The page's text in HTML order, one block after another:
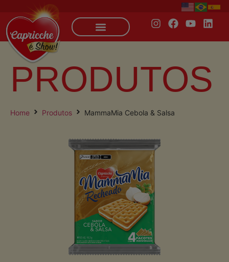
PRODUTOS
Home Produtos MammaMia Cebola & Salsa